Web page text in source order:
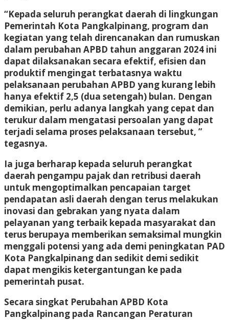
“Kepada seluruh perangkat daerah di lingkungan
Pemerintah Kota Pangkalpinang, program dan
kegiatan yang telah direncanakan dan rumuskan
dalam perubahan APBD tahun anggaran 2024 ini
dapat dilaksanakan secara efektif, efisien dan
produktif mengingat terbatasnya waktu
pelaksanaan perubahan APBD yang kurang lebih
hanya efektif 2,5 (dua setengah) bulan. Dengan
demikian, perlu adanya langkah yang cepat dan
terukur dalam mengatasi persoalan yang dapat
terjadi selama proses pelaksanaan tersebut, ”
tegasnya.
Ia juga berharap kepada seluruh perangkat
daerah pengampu pajak dan retribusi daerah
untuk mengoptimalkan pencapaian target
pendapatan asli daerah dengan terus melakukan
inovasi dan gebrakan yang nyata dalam
pelayanan yang terbaik kepada masyarakat dan
terus berupaya memberikan semaksimal mungkin
menggali potensi yang ada demi peningkatan PAD
Kota Pangkalpinang dan sedikit demi sedikit
dapat mengikis ketergantungan ke pada
pemerintah pusat.
Secara singkat Perubahan APBD Kota
Pangkalpinang pada Rancangan Peraturan